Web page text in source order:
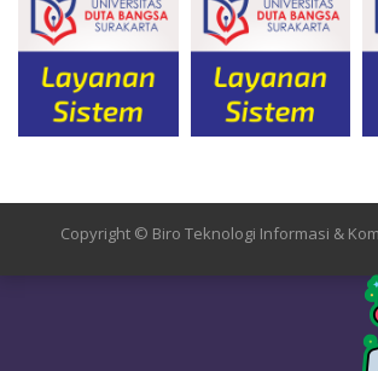
Copyright © Biro Teknologi Informasi &